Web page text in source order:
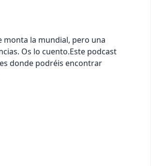
monta la mundial, pero una
Os lo cuento.Este podcast
donde podréis encontrar